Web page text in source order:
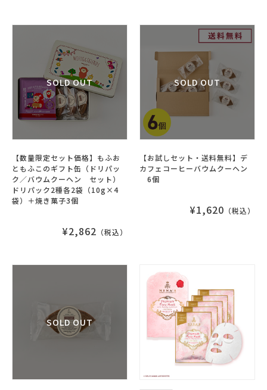
【数量限定セット価格】もふお
ともふこのギフト缶（ドリパッ
ク／バウムクーヘン セット）
ドリパック2種各2袋（10g×4
袋）＋焼き菓子3個
¥2,862 （税込）
【お試しセット・送料無料】デ
カフェコーヒーバウムクーヘン
6個
¥1,620 （税込）